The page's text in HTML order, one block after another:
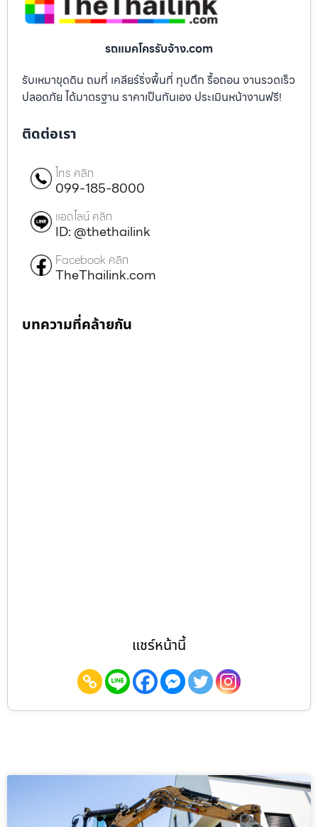
รถแมคโครรับจ้าง.com
รับเหมาขุดดิน ถมที่ เคลียร์ริ่งพื้นที่ ทุบตึก รื้อถอน งานรวดเร็ว
ปลอดภัย ได้มาตรฐาน ราคาเป็นกันเอง ประเมินหน้างานฟรี!
ติดต่อเรา
โทร คลิก
099-185-8000
แอดไลน์ คลิก
ID: @thethailink
Facebook คลิก
TheThailink.com
บทความที่คล้ายกัน
แชร์หน้านี้